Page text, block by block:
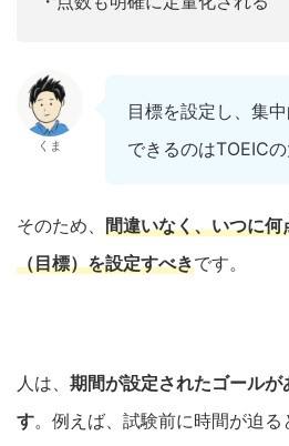
くま
目標を設定し、集
できるのはTOEIC
そのため、 間違いなく、いつに
（目標）を設定すべきです。
人は、 期間が設定されたゴール
す。 例えば、試験前に時間が迫る